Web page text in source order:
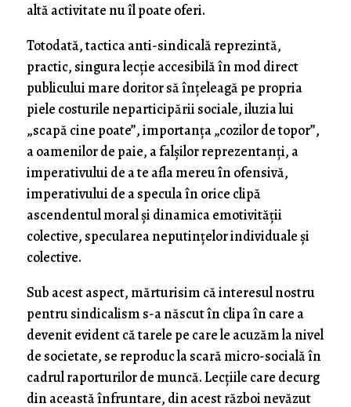
altă activitate nu îl poate oferi.
Totodată, tactica anti-sindicală reprezintă,
practic, singura lecţie accesibilă în mod direct
publicului mare doritor să înţeleagă pe propria
piele costurile neparticipării sociale, iluzia lui
„scapă cine poate”, importanţa „cozilor de topor”,
a oamenilor de paie, a falşilor reprezentanţi, a
imperativului de a te afla mereu în ofensivă,
imperativului de a specula în orice clipă
ascendentul moral şi dinamica emotivităţii
colective, specularea neputinţelor individuale şi
colective.
Sub acest aspect, mărturisim că interesul nostru
pentru sindicalism s-a născut în clipa în care a
devenit evident că tarele pe care le acuzăm la nivel
de societate, se reproduc la scară micro-socială în
cadrul raporturilor de muncă. Lecţiile care decurg
din această înfruntare, din acest război nevăzut